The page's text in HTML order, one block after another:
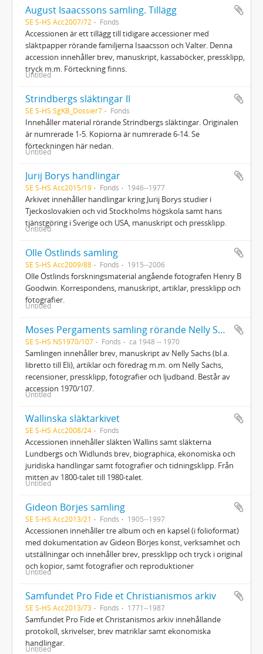
August Isaacssons samling. Tillägg
SE S-HS Acc2007/72 Fonds
Accessionen är ett tillägg till tidigare accessioner med
släktpapper rörande familjerna Isaacsson och Valter. Denna
accession innehåller brev, manuskript, kassaböcker, pressklipp,
tryck m.m. Förteckning finns.
Untitled
Strindbergs släktingar II
SE S-HS SgKB_Dossier7 Fonds
Innehåller material rörande Strindbergs släktingar. Originalen
är numrerade 1-5. Kopiorna är numrerade 6-14. Se
förteckningen här nedan.
Untitled
Jurij Borys handlingar
SE S-HS Acc2015/19 Fonds 1946--1977
Arkivet innehåller handlingar kring Jurij Borys studier i
Tjeckoslovakien och vid Stockholms högskola samt hans
tjänstgöring i Sverige och USA, manuskript och pressklipp.
Untitled
Olle Östlinds samling
SE S-HS Acc2009/88 Fonds 1915--2006
Olle Östlinds forskningsmaterial angående fotografen Henry B
Goodwin. Korrespondens, manuskript, artiklar, pressklipp och
fotografier.
Untitled
Moses Pergaments samling rörande Nelly Sachs
SE S-HS NS1970/107 Fonds ca 1948 -- 1970
Samlingen innehåller brev, manuskript av Nelly Sachs (bl.a.
libretto till Eli), artiklar och föredrag m.m. om Nelly Sachs,
recensioner, pressklipp, fotografier och ljudband. Består av
accession 1970/107.
Untitled
Wallinska släktarkivet
SE S-HS Acc2008/24 Fonds
Accessionen innehåller släkten Wallins samt släkterna
Lundbergs och Widlunds brev, biographica, ekonomiska och
juridiska handlingar samt fotografier och tidningsklipp. Från
mitten av 1800-talet till 1980-talet.
Untitled
Gideon Börjes samling
SE S-HS Acc2013/21 Fonds 1905--1997
Accessionen innehåller tre album och en kapsel (i folioformat)
med dokumentation av Gideon Börjes konst, verksamhet och
utställningar och innehåller brev, pressklipp och tryck i original
och kopior, samt fotografier och reproduktioner
Untitled
Samfundet Pro Fide et Christianismos arkiv
SE S-HS Acc2013/73 Fonds 1771--1987
Samfundet Pro Fide et Christanismos arkiv innehållande
protokoll, skrivelser, brev matriklar samt ekonomiska
handlingar.
Untitled